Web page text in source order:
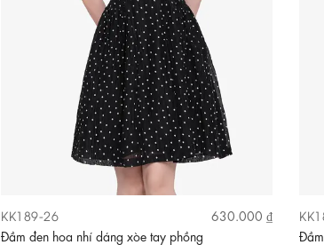
KK189-26
630.000 ₫
Đầm đen hoa nhí dáng xòe tay phồng